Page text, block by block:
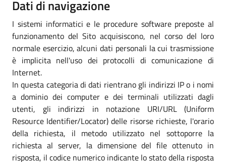
Dati di navigazione
I sistemi informatici e le procedure software preposte al
funzionamento del Sito acquisiscono, nel corso del loro
normale esercizio, alcuni dati personali la cui trasmissione
è implicita nell'uso dei protocolli di comunicazione di
Internet.
In questa categoria di dati rientrano gli indirizzi IP o i nomi
a dominio dei computer e dei terminali utilizzati dagli
utenti, gli indirizzi in notazione URI/URL (Uniform
Resource Identifier/Locator) delle risorse richieste, l'orario
della richiesta, il metodo utilizzato nel sottoporre la
richiesta al server, la dimensione del file ottenuto in
risposta, il codice numerico indicante lo stato della risposta